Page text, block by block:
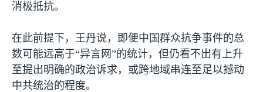
消极抵抗。
在此前提下，王丹说，即便中国群众抗争事件的总
数可能远高于“异言网”的统计，但仍看不出有上升
至提出明确的政治诉求，或跨地域串连至足以撼动
中共统治的程度。